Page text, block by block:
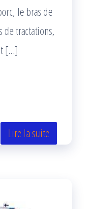
le bras de
de tractations,
[…]
Lire la suite